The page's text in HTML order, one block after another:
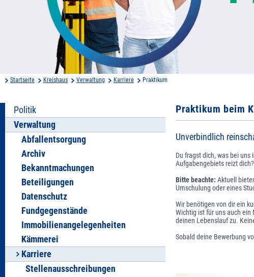
Startseite Kreishaus Verwaltung Karriere Praktikum
Politik
Verwaltung
Abfallentsorgung
Archiv
Bekanntmachungen
Beteiligungen
Datenschutz
Fundgegenstände
Immobilienangelegenheiten
Kämmerei
Karriere
Stellenausschreibungen
Praktikum beim
Unverbindlich
Du fragst dich, was bei
Aufgabengebiets reizt
Bitte beachte: Aktuell
Umschulung oder eines
Wir benötigen von dir ein
Wichtig ist für uns auch ein
deinen Lebenslauf zu.
Sobald deine Bewerbung